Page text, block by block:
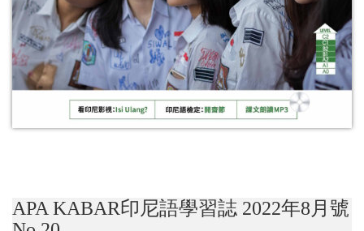
APA KABAR印尼語學習誌 2022年8月號